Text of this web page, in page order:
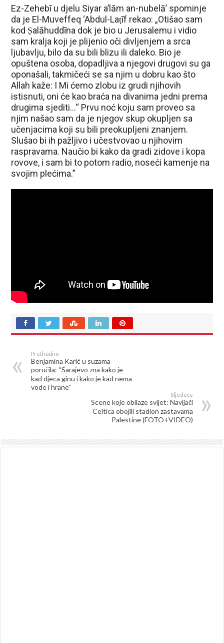
Ez-Zehebī u djelu Siyar a’lām an-nubelā’ spominje
da je El-Muveffeq ‘Abdul-Laṭīf rekao: „Otišao sam
kod Ṣalāhuddīna dok je bio u Jerusalemu i vidio
sam kralja koji je plijenio oči divljenjem a srca
ljubavlju, bilo da su bili blizu ili daleko. Bio je
opuštena osoba, dopadljiva a njegovi drugovi su ga
oponašali, takmičeći se sa njim u dobru kao što
Allah kaže: I Mi ćemo zlobu iz grudi njihovih
istisnuti, oni će kao braća na divanima jedni prema
drugima sjediti…“ Prvu noć koju sam proveo sa
njim našao sam da je njegov skup okupljen sa
učenjacima koji su bili preokupljeni znanjem.
Slušao bi ih pažljivo i učestvovao u njihovim
raspravama. Naučio bi kako da gradi zidove i kopa
rovove, i sam bi to potom radio, noseći kamenje na
svojim plećima.”
Prethodno
Benjamina Karić u suzama
poručila: “Sarajevo zna kako je
kad djeca ginu i kako je kad nema
vode i hrane”
Sljedeće
Scene koje obilaze svijet: Navijači
Celtica obojili stadion zastavama
Palestine (FOTO+VIDEO)